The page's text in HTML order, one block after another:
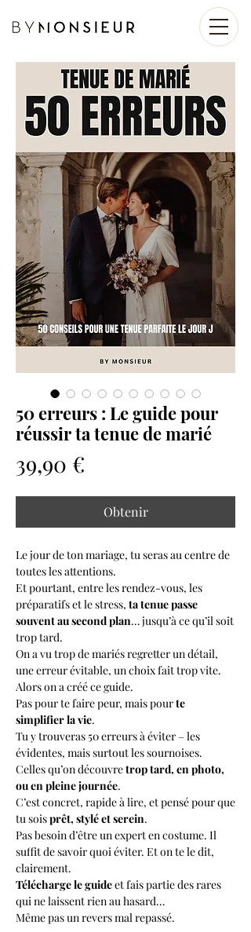
50 erreurs : Le guide pour
réussir ta tenue de marié
39,90 €
Obtenir
Le jour de ton mariage, tu seras au centre de
toutes les attentions.
Et pourtant, entre les rendez-vous, les
préparatifs et le stress, ta tenue passe
souvent au second plan… jusqu’à ce qu’il soit
trop tard.
On a vu trop de mariés regretter un détail,
une erreur évitable, un choix fait trop vite.
Alors on a créé ce guide.
Pas pour te faire peur, mais pourte
simplifier la vie.
Tu y trouveras 50 erreurs à éviter – les
évidentes, mais surtout les sournoises.
Celles qu’on découvretrop tard, en photo,
ou en pleine journée.
C’est concret, rapide à lire, et pensé pour que
tu soisprêt, stylé et serein.
Pas besoin d’être un expert en costume. Il
suffit de savoir quoi éviter. Et on te le dit,
clairement.
Télécharge le guideet fais partie des rares
qui ne laissent rien au hasard…
Même pas un revers mal repassé.